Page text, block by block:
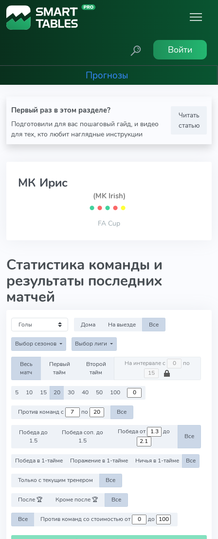
Войти
Прогнозы
Первый раз в этом разделе?
Подготовили для вас пошаговый гайд, и видео
для тех, кто любит наглядные инструкции
Читать
статью
МК Ирис
(MK Irish)
⬤ ⬤ ⬤ ⬤ ⬤
FA Cup
Статистика команды и
результаты последних
матчей
Дома На выезде Все
Выбор сезонов Выбор лиги
Весь
матч
Первый
тайм
Второй
тайм
На интервале с по
5 10 15 20 30 40 50 100
Против команд с по Все
Победа до
1.5
Победа соп. до
1.5
Победа от до
Все
Победа в 1-тайме Поражение в 1-тайме Ничья в 1-тайме Все
Только с текущим тренером Все
После 🏆 Кроме после 🏆 Все
Все Против команд со стоимостью от до